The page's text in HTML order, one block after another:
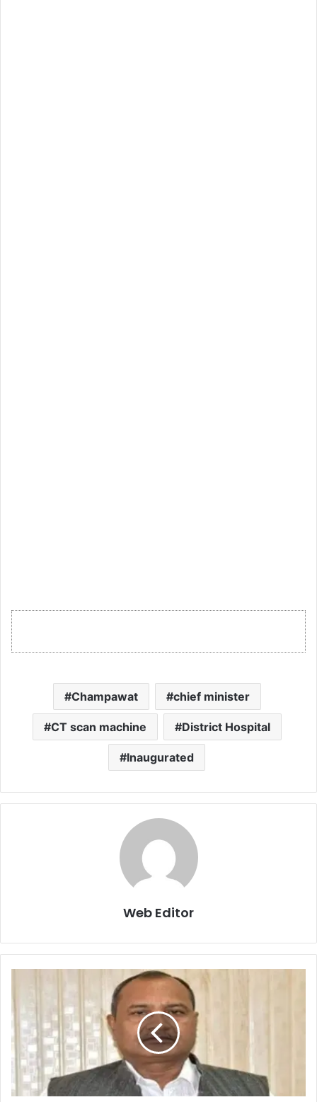
Champawat chief minister
CT scan machine District Hospital
Inaugurated
Web Editor